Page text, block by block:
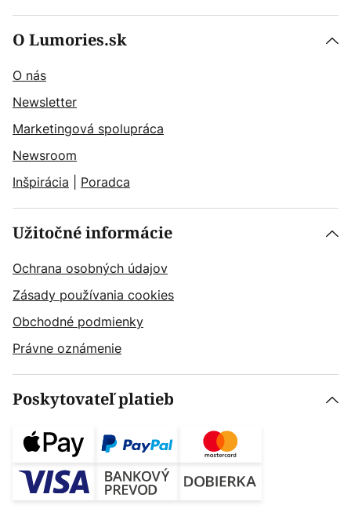
O Lumories.sk
O nás
Newsletter
Marketingová spolupráca
Newsroom
Inšpirácia
Poradca
Užitočné informácie
Ochrana osobných údajov
Zásady používania cookies
Obchodné podmienky
Právne oznámenie
Poskytovateľ platieb